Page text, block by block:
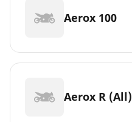
Aerox 100
Aerox R (All)